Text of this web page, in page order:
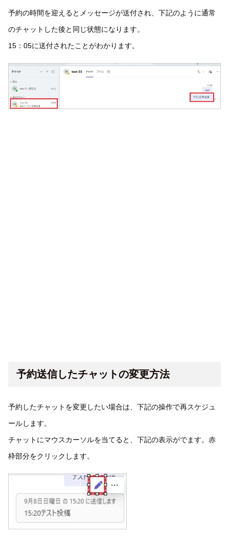
予約の時間を迎えるとメッセージが送付され、下記のように通常
のチャットした後と同じ状態になります。
15：05に送付されたことがわかります。
予約送信したチャットの変更方法
予約したチャットを変更したい場合は、下記の操作で再スケジュ
ールします。
チャットにマウスカーソルを当てると、下記の表示がでます。赤
枠部分をクリックします。